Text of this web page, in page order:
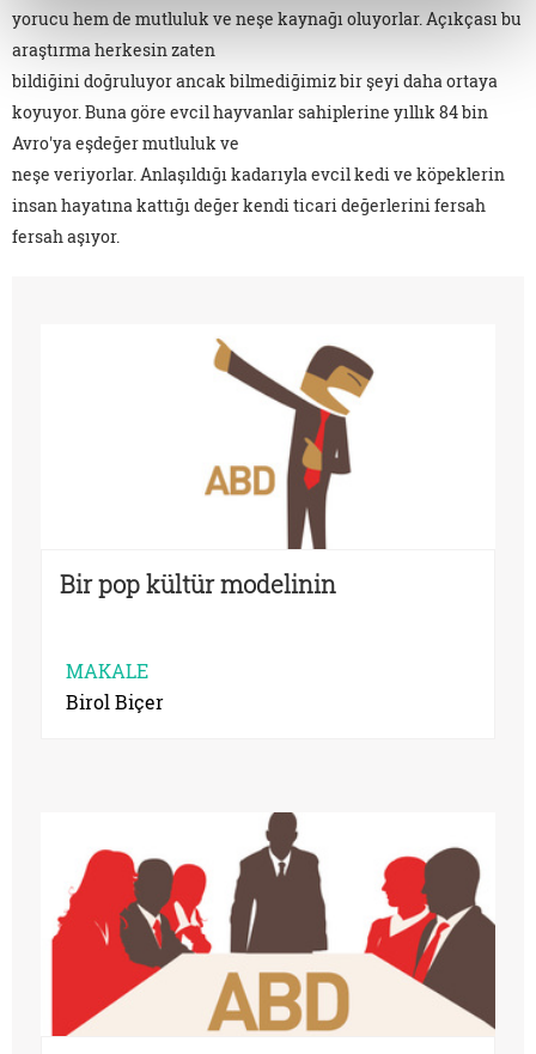
yorucu hem de mutluluk ve neşe kaynağı oluyorlar. Açıkçası bu
araştırma herkesin zaten
bildiğini doğruluyor ancak bilmediğimiz bir şeyi daha ortaya
koyuyor. Buna göre evcil hayvanlar sahiplerine yıllık 84 bin
Avro'ya eşdeğer mutluluk ve
neşe veriyorlar. Anlaşıldığı kadarıyla evcil kedi ve köpeklerin
insan hayatına kattığı değer kendi ticari değerlerini fersah
fersah aşıyor.
Bir pop kültür modelinin
MAKALE
Birol Biçer